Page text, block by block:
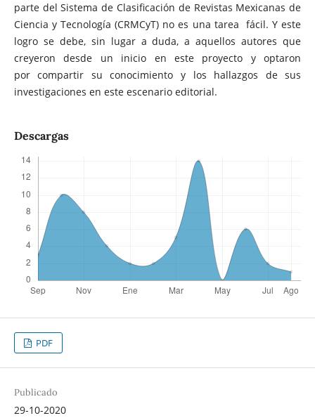
parte del Sistema de Clasificación de Revistas Mexicanas de
Ciencia y Tecnología (CRMCyT) no es una tarea fácil. Y este
logro se debe, sin lugar a duda, a aquellos autores que
creyeron desde un inicio en este proyecto y optaron
por compartir su conocimiento y los hallazgos de sus
investigaciones en este escenario editorial.
Descargas
PDF
Publicado
29-10-2020